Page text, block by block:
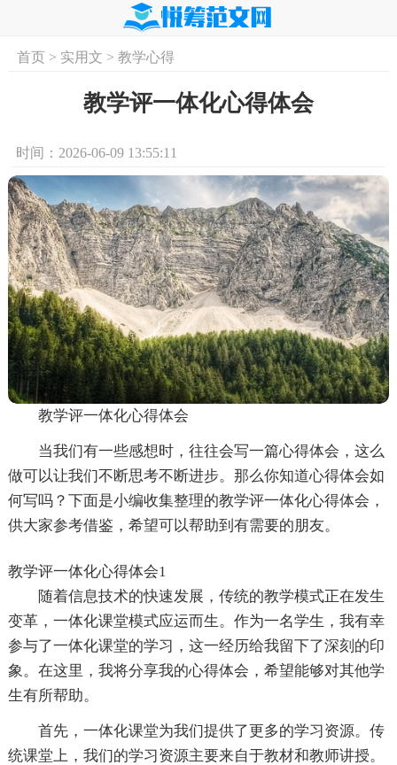
首页 实用文
首页> 实用文 > 教学心得
教学评一体化心得体会
时间：2026-06-09 13:55:11
教学评一体化心得体会
当我们有一些感想时，往往会写一篇心得体会，这么
做可以让我们不断思考不断进步。那么你知道心得体会如
何写吗？下面是小编收集整理的教学评一体化心得体会，
供大家参考借鉴，希望可以帮助到有需要的朋友。
教学评一体化心得体会1
随着信息技术的快速发展，传统的教学模式正在发生
变革，一体化课堂模式应运而生。作为一名学生，我有幸
参与了一体化课堂的学习，这一经历给我留下了深刻的印
象。在这里，我将分享我的心得体会，希望能够对其他学
生有所帮助。
首先，一体化课堂为我们提供了更多的学习资源。传
统课堂上，我们的学习资源主要来自于教材和教师讲授。